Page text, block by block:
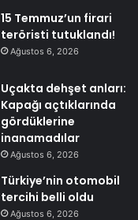
15 Temmuz’un firari
teröristi tutuklandı!
Ağustos 6, 2026
Uçakta dehşet anları:
Kapağı açtıklarında
gördüklerine
inanamadılar
Ağustos 6, 2026
Türkiye’nin otomobil
tercihi belli oldu
Ağustos 6, 2026